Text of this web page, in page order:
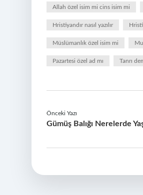
Allah özel isim mi cins isim mi
Hristiyandır nasıl yazılır
Müslümanlık özel isim mi
Pazartesi özel ad mı Tanrı
Önceki Yazı
Gümüş Balığı Nerelerde